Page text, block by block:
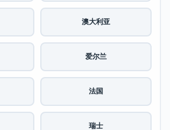
澳大利亚
爱尔兰
法国
瑞士